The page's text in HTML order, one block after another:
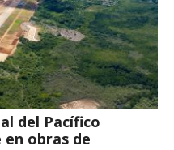
del Pacífico
en obras de